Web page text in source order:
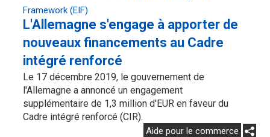
Framework (EIF)
L'Allemagne s'engage à apporter de
nouveaux financements au Cadre
intégré renforcé
Le 17 décembre 2019, le gouvernement de
l'Allemagne a annoncé un engagement
supplémentaire de 1,3 million d'EUR en faveur du
Cadre intégré renforcé (CIR).
Aide pour le commerce